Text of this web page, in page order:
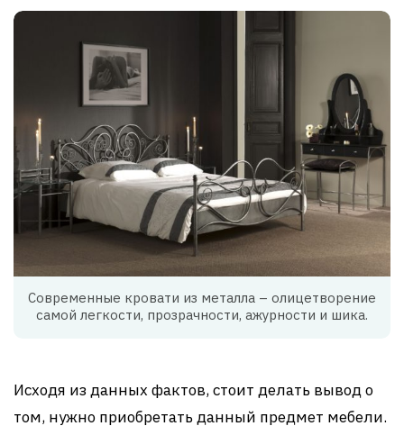
Современные кровати из металла – олицетворение
самой легкости, прозрачности, ажурности и шика.
Исходя из данных фактов, стоит делать вывод о
том, нужно приобретать данный предмет мебели.